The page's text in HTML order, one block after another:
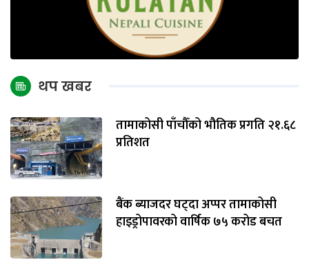
थप खबर
तामाकोसी पाँचौँको भौतिक प्रगति २१.६८
प्रतिशत
बैंक ब्याजदर घट्दा अप्पर तामाकोसी
हाइड्रोपावरको वार्षिक ७५ करोड बचत